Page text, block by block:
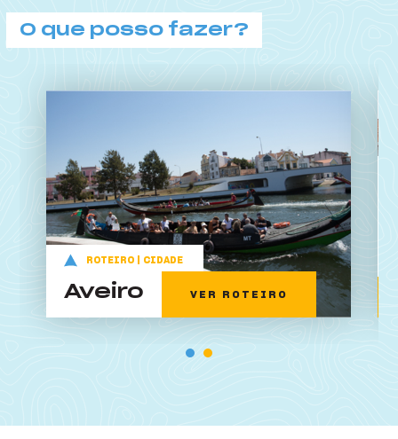
O que posso fazer?
O que posso fazer?
ROTEIRO | CIDADE
Aveiro VER ROTEIRO